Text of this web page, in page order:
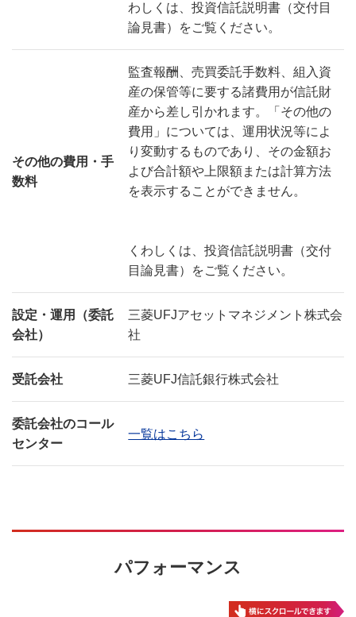
わしくは、投資信託説明書（交付目
論見書）をご覧ください。
その他の費用・手
数料
監査報酬、売買委託手数料、組入資
産の保管等に要する諸費用が信託財
産から差し引かれます。「その他の
費用」については、運用状況等によ
り変動するものであり、その金額お
よび合計額や上限額または計算方法
を表示することができません。
くわしくは、投資信託説明書（交付
目論見書）をご覧ください。
設定・運用（委託
会社）
三菱UFJアセットマネジメント株式会
社
受託会社 三菱UFJ信託銀行株式会社
委託会社のコール
センター
一覧はこちら
パフォーマンス